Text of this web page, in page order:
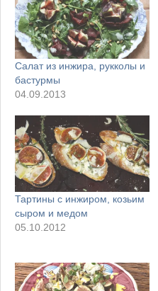
Салат из инжира, рукколы и
бастурмы
04.09.2013
Тартины с инжиром, козьим
сыром и медом
05.10.2012